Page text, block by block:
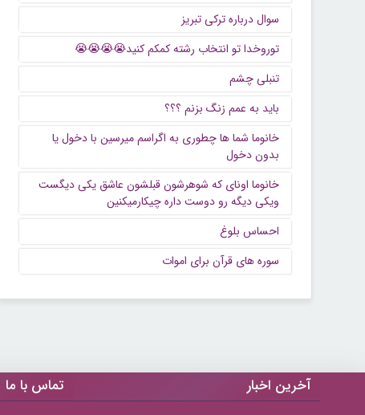
سوال درباره ترکی تبریز
توروخدا تو انتخاب رشته کمکم کنید😭😭😭😭
تنبلی چشم
باید به عمم زنگ بزنم ؟؟؟
خانوما شما ها چطوری به اگراسم میرسین با دخول یا
بدون دخول
خانوما اونای که شوهرشون قبلشون عاشق یکی دیگست
ویکی دیگه رو دوست داره چیکارمیکنین
احساس بلوغ
سوره های قرآن برای اموات
آخرین اخبار تماس با ما